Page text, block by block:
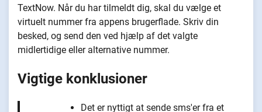
TextNow. Når du har tilmeldt dig, skal du vælge et
virtuelt nummer fra appens brugerflade. Skriv din
besked, og send den ved hjælp af det valgte
midlertidige eller alternative nummer.
Vigtige konklusioner
Det er nyttigt at sende sms'er fra et